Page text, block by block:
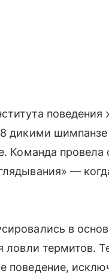
дикими шимпанзе
Команда
—
в
ловли термитов.
поведение,